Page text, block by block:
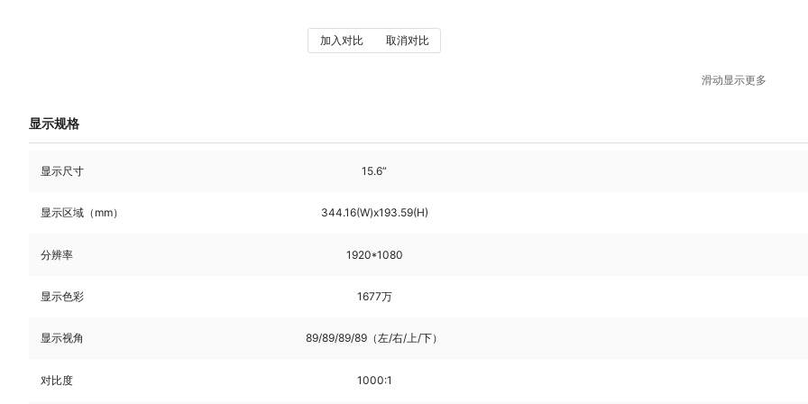
加入对比 取消对比
滑动显示更多
显示规格
显示尺寸 15.6“
显示区域（mm） 344.16(W)x193.59(H)
分辨率 1920*1080
显示色彩 1677万
显示视角 89/89/89/89（左/右/上/下）
对比度 1000:1